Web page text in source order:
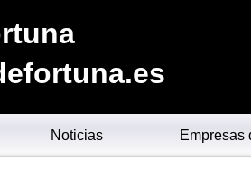
Noticias Empresas